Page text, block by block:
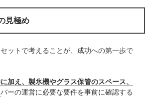
見極め
ットで考えることが、成功への第一歩で
加え、製氷機やグラス保管のスペース、
バーの運営に必要な要件を事前に確認する